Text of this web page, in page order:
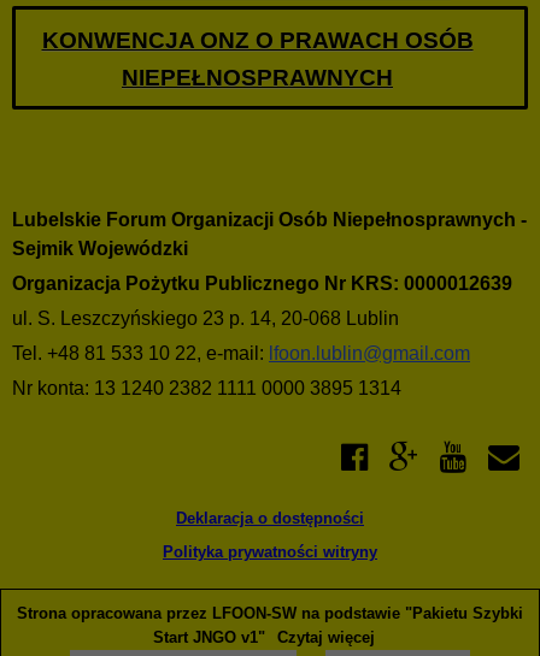
KONWENCJA ONZ O PRAWACH OSÓB
NIEPEŁNOSPRAWNYCH
Lubelskie Forum Organizacji Osób Niepełnosprawnych -
Sejmik Wojewódzki
Organizacja Pożytku Publicznego Nr KRS: 0000012639
ul. S. Leszczyńskiego 23 p. 14, 20-068 Lublin
Tel. +48 81 533 10 22, e-mail: lfoon.lublin@gmail.com
Nr konta: 13 1240 2382 1111 0000 3895 1314
Deklaracja o dostępności
Polityka prywatności witryny
Strona opracowana przez LFOON-SW na podstawie "Pakietu Szybki
Start JNGO v1"
Czytaj więcej